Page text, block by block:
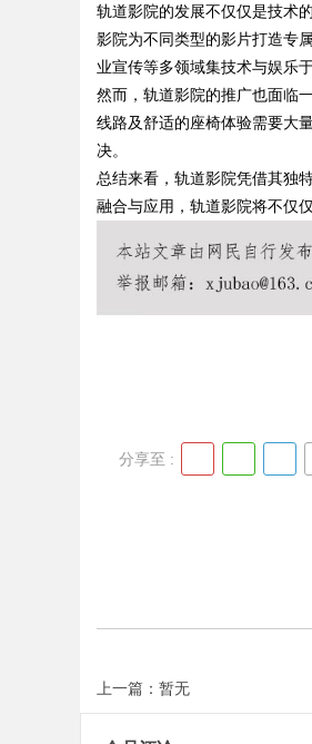
!
轨道影院的发展不仅仅是技术
影院为不同类型的影片打造专
业宣传等多领域集技术与娱乐
然而，轨道影院的推广也面临
线路及舒适的座椅体验需要大
决。
总结来看，轨道影院凭借其独
融合与应用，轨道影院将不仅
分享至 :
上一篇：暂无